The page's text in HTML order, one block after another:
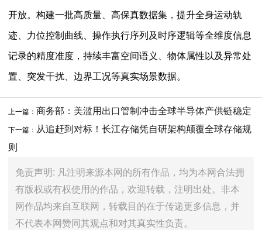
开放。构建一批高质量、高保真数据集，提升全身运动轨
迹、力位控制曲线、操作执行序列及时序逻辑等全维度信息
记录的精度准度，持续丰富空间语义、物体属性以及异常处
置、突发干扰、边界工况等真实场景数据。
上一篇： 商务部：美滥用出口管制冲击全球半导体产供链稳定
下一篇： 从追赶到对标！长江存储凭自研架构颠覆全球存储规
则
免责声明: 凡注明来源本网的所有作品，均为本网合法拥
有版权或有权使用的作品，欢迎转载，注明出处。非本
网作品均来自互联网，转载目的在于传递更多信息，并
不代表本网赞同其观点和对其真实性负责。